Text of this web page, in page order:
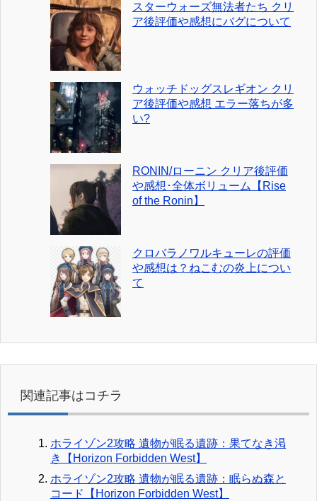
スターウォーズ無法者たち クリ
ア後評価や感想にバグについて
ウォッチドッグスレギオン クリ
ア後評価や感想 エラー落ちが多
い?
RONIN/ローニン クリア後評価
や感想･全体ボリューム【Rise
of the Ronin】
クロバラノワルキューレの評価
や感想は？ねこむの炎上につい
て
関連記事はコチラ
ホライゾン2攻略 遺物が眠る遺跡：果てなき渇
き【Horizon Forbidden West】
ホライゾン2攻略 遺物が眠る遺跡：眠らぬ森と
コード【Horizon Forbidden West】